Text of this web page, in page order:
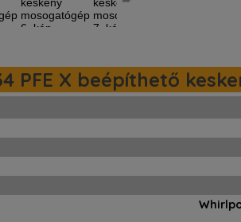
PFE X beépíthető